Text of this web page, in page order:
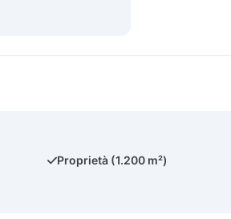
Proprietà (1.200 m²)